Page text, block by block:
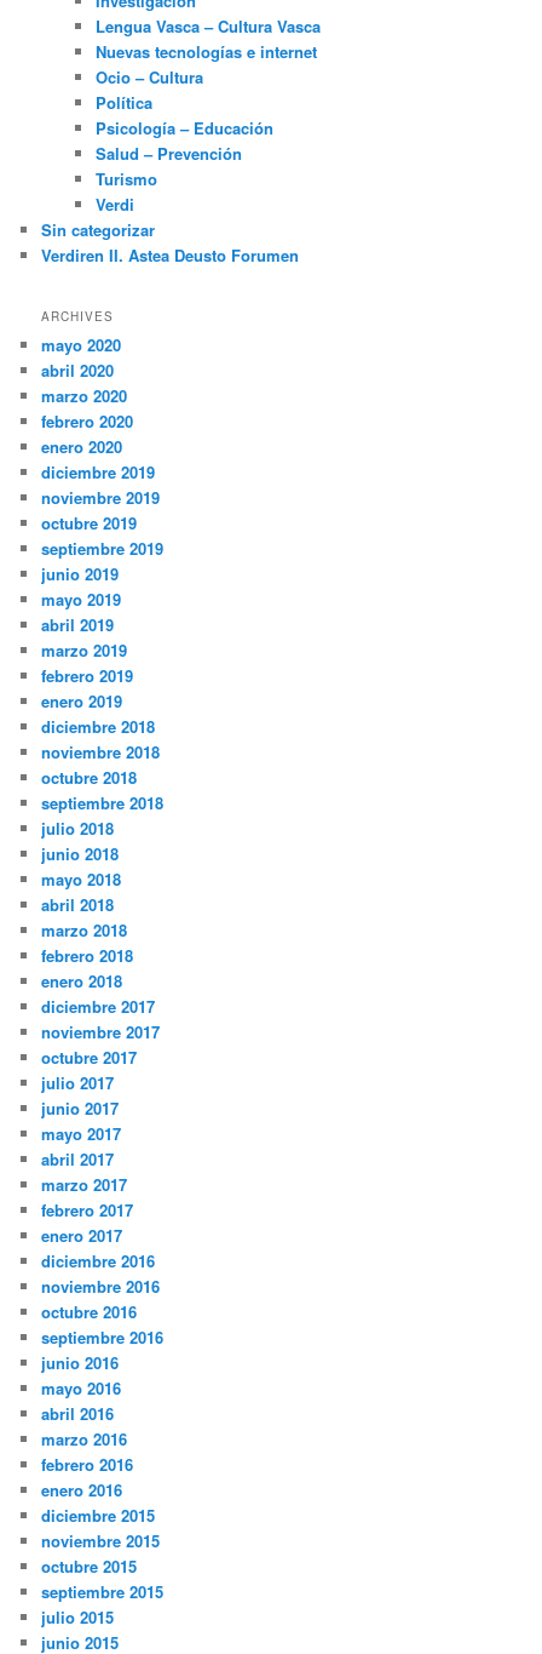
Lengua Vasca – Cultura Vasca
Nuevas tecnologías e internet
Ocio – Cultura
Política
Psicología – Educación
Salud – Prevención
Turismo
Verdi
Sin categorizar
Verdiren II. Astea Deusto Forumen
ARCHIVES
mayo 2020
abril 2020
marzo 2020
febrero 2020
enero 2020
diciembre 2019
noviembre 2019
octubre 2019
septiembre 2019
junio 2019
mayo 2019
abril 2019
marzo 2019
febrero 2019
enero 2019
diciembre 2018
noviembre 2018
octubre 2018
septiembre 2018
julio 2018
junio 2018
mayo 2018
abril 2018
marzo 2018
febrero 2018
enero 2018
diciembre 2017
noviembre 2017
octubre 2017
julio 2017
junio 2017
mayo 2017
abril 2017
marzo 2017
febrero 2017
enero 2017
diciembre 2016
noviembre 2016
octubre 2016
septiembre 2016
junio 2016
mayo 2016
abril 2016
marzo 2016
febrero 2016
enero 2016
diciembre 2015
noviembre 2015
octubre 2015
septiembre 2015
julio 2015
junio 2015